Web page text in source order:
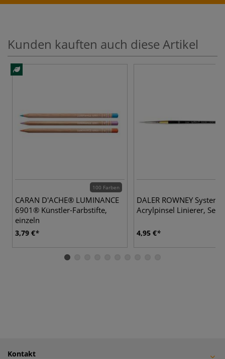
Kunden kauften auch diese Artikel
100 Farben
CARAN D'ACHE® LUMINANCE
6901® Künstler-Farbstifte,
einzeln
3,79 €
DALER ROWNEY System
Acrylpinsel Linierer,
4,95 €
Kontakt